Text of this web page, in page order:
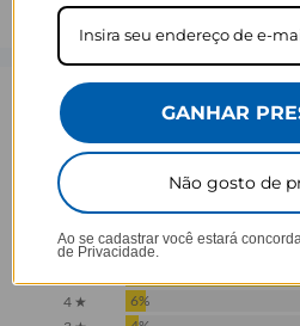
Opinião dos
4,5
4 ★
6%
GANHAR
Não gosto de
Ao se cadastrar você estará
de Privacidade.